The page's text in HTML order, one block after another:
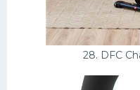
28. DFC